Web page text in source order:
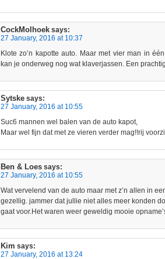
CockMolhoek says:
27 January, 2016 at 10:37
Klote zo’n kapotte auto. Maar met vier man in
kan je onderweg nog wat klaverjassen. Een
Sytske says:
27 January, 2016 at 10:55
Suc6 mannen wel balen van de auto kapot,
Maar wel fijn dat met ze vieren verder mag!!rij
Ben & Loes says:
27 January, 2016 at 10:55
Wat vervelend van de auto maar met z’n allen in
gezellig. jammer dat jullie niet alles meer konden
gaat voor.Het waren weer geweldig mooie
Kim says:
27 January, 2016 at 13:24